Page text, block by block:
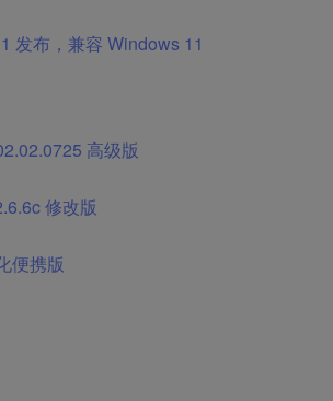
发布，兼容 Windows 11
高级版
修改版
便携版